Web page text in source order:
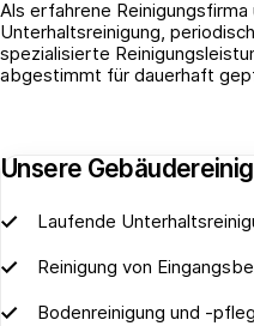
Als erfahrene
Unterhaltsreinigung,
spezialisierte
abgestimmt für dauerhaft
Unsere
Laufende
Reinigung von
Bodenreinigung und -